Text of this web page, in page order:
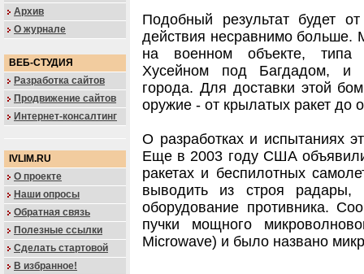
Архив
О журнале
ВЕБ-СТУДИЯ
Разработка сайтов
Продвижение сайтов
Интернет-консалтинг
IVLIM.RU
О проекте
Наши опросы
Обратная связь
Полезные ссылки
Сделать стартовой
В избранное!
Подобный результат будет
действия несравнимо больше.
на военном объекте, типа
Хусейном под Багдадом, и
города. Для доставки этой
оружие - от крылатых ракет до
О разработках и испытаниях
Еще в 2003 году США
ракетах и беспилотных
выводить из строя радары,
оборудование противника.
пучки мощного
Microwave) и было названо